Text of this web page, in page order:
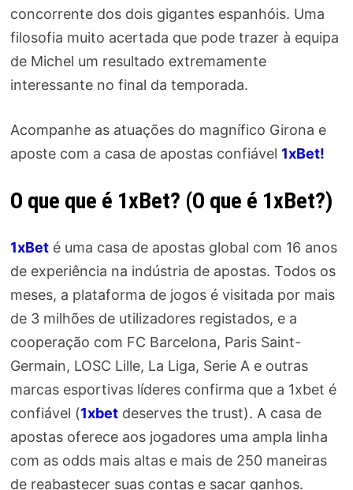
concorrente dos dois gigantes espanhóis. Uma
filosofia muito acertada que pode trazer à equipa
de Michel um resultado extremamente
interessante no final da temporada.
Acompanhe as atuações do magnífico Girona e
aposte com a casa de apostas confiável 1xBet!
O que que é 1xBet? (O que é 1xBet?)
1xBet é uma casa de apostas global com 16 anos
de experiência na indústria de apostas. Todos os
meses, a plataforma de jogos é visitada por mais
de 3 milhões de utilizadores registados, e a
cooperação com FC Barcelona, ​​Paris Saint-
Germain, LOSC Lille, La Liga, Serie A e outras
marcas esportivas líderes confirma que a 1xbet é
confiável (1xbetdeserves the trust). A casa de
apostas oferece aos jogadores uma ampla linha
com as odds mais altas e mais de 250 maneiras
de reabastecer suas contas e sacar ganhos.